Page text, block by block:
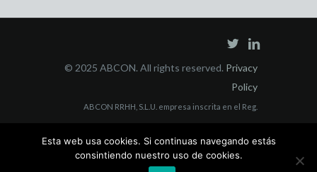
© 2025 ABCON. All rights reserved. Privacy
Policy
ABCON RRHH, S.L.U. empresa inscrita en el Reg.
domicilio social en C/ Juan Bravo, 3 A 228006 Madrid y
Esta web usa cookies. Si continuas navegando estás
consintiendo nuestro uso de cookies.